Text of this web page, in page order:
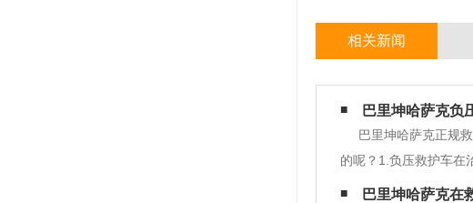
相关新闻
巴里坤哈萨克负
巴里坤哈萨克正规
的呢？1.负压救护车在
租用新型冠状病毒疫
巴里坤哈萨克在